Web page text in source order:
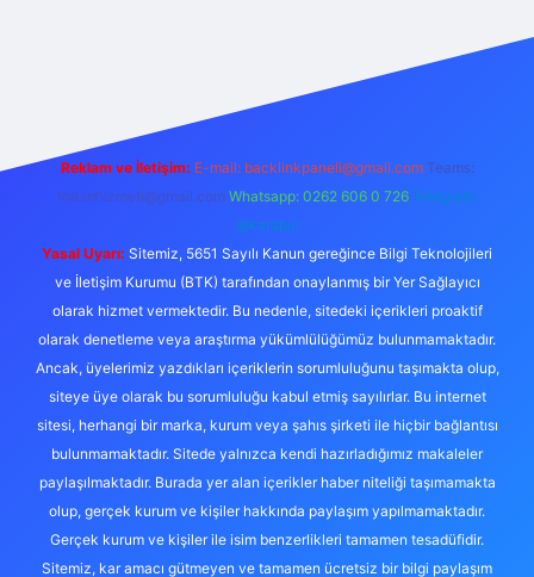
Reklam ve İletişim: E-mail: backlinkpaneli@gmail.com Teams:
forumhizmeti@gmail.com Whatsapp: 0262 606 0 726 Telegram:
@karabul
Yasal Uyarı: Sitemiz, 5651 Sayılı Kanun gereğince Bilgi Teknolojileri
ve İletişim Kurumu (BTK) tarafından onaylanmış bir Yer Sağlayıcı
olarak hizmet vermektedir. Bu nedenle, sitedeki içerikleri proaktif
olarak denetleme veya araştırma yükümlülüğümüz bulunmamaktadır.
Ancak, üyelerimiz yazdıkları içeriklerin sorumluluğunu taşımakta olup,
siteye üye olarak bu sorumluluğu kabul etmiş sayılırlar. Bu internet
sitesi, herhangi bir marka, kurum veya şahıs şirketi ile hiçbir bağlantısı
bulunmamaktadır. Sitede yalnızca kendi hazırladığımız makaleler
paylaşılmaktadır. Burada yer alan içerikler haber niteliği taşımamakta
olup, gerçek kurum ve kişiler hakkında paylaşım yapılmamaktadır.
Gerçek kurum ve kişiler ile isim benzerlikleri tamamen tesadüfidir.
Sitemiz, kar amacı gütmeyen ve tamamen ücretsiz bir bilgi paylaşım